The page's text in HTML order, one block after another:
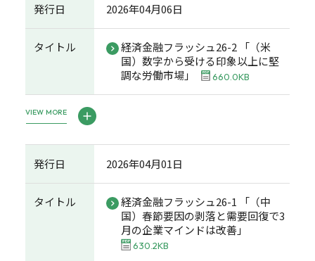
発行日 2026年04月06日
タイトル
経済金融フラッシュ26-2 「（米
国）数字から受ける印象以上に堅
調な労働市場」
660.0KB
VIEW MORE
発行日 2026年04月01日
タイトル
経済金融フラッシュ26-1 「（中
国）春節要因の剥落と需要回復で3
月の企業マインドは改善」
630.2KB